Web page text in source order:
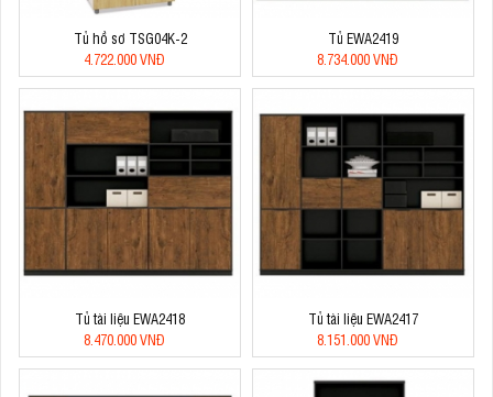
Tủ hồ sơ TSG04K-2
4.722.000 VNĐ
Tủ EWA2419
8.734.000 VNĐ
Tủ tài liệu EWA2418
8.470.000 VNĐ
Tủ tài liệu EWA2417
8.151.000 VNĐ